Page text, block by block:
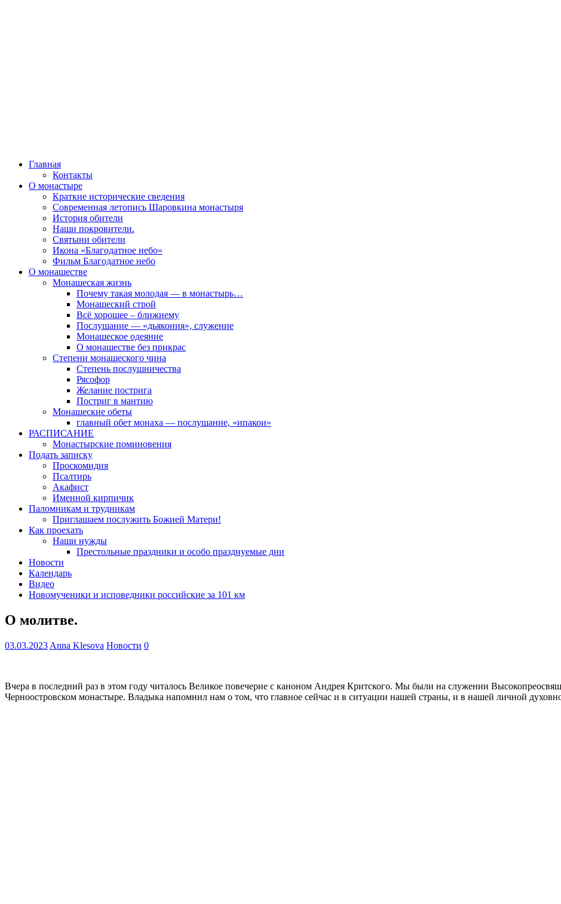
Главная
Контакты
О монастыре
Краткие исторические сведения
Современная летопись Шаровкина монастыря
История обители
Наши покровители.
Святыни обители
Икона «Благодатное небо»
Фильм Благодатное небо
О монашестве
Монашеская жизнь
Почему такая молодая — в монастырь…
Монашеский строй
Всё хорошее – ближнему
Послушание — «дьякония», служение
Монашеское одеяние
О монашестве без прикрас
Степени монашеского чина
Степень послушничества
Рясофор
Желание пострига
Постриг в мантию
Монашеские обеты
главный обет монаха — послушание, «ипакои»
РАСПИСАНИЕ
Монастырские поминовения
Подать записку
Проскомидия
Псалтирь
Акафист
Именной кирпичик
Паломникам и трудникам
Приглашаем послужить Божией Матери!
Как проехать
Наши нужды
Престольные праздники и особо празднуемые дни
Новости
Календарь
Видео
Новомученики и исповедники российские за 101 км
О молитве.
03.03.2023 Anna Klesova Новости 0
Вчера в последний раз в этом году читалось Великое повечерие с каноном Андрея Критского. Мы были на служении
Черноостровском монастыре. Владыка напомнил нам о том, что главное сейчас и в ситуации нашей страны, и в нашей личной